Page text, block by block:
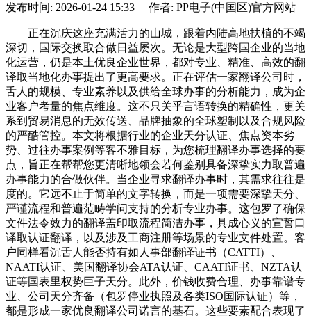
发布时间: 2026-01-24 15:33 作者: PP电子(中国区)官方网站
正在沉庆这座充满活力的山城，跟着内陆高地扶植的不竭
深切，国际交换取合做日益屡次。无论是大型跨国企业的当地
化运营，仍是本土优良企业世界，都对专业、精准、高效的翻
译取当地化办事提出了更高要求。正在评估一家翻译公司时，
舌人的规模、专业素养以及供给全球办事的分析能力，成为企
业客户考量的焦点维度。这不只关乎言语转换的精确性，更关
系到贸易消息的无效传送、品牌抽象的全球塑制以及合规风险
的严酷管控。本文将根据行业的企业天分认证、焦点资本劣
势、过往办事案例等客不雅目标，为您梳理翻译办事选择的要
点，旨正在帮帮您更清晰地领会若何鉴别具备深挚实力取普遍
办事能力的合做伙伴。当企业寻求翻译办事时，其需求往往是
度的。它远不止于简单的文字转换，而是一项需要深挚天分、
严谨流程和普遍范畴学问支持的分析专业办事。这包罗了确保
文件法令效力的翻译盖印取流程简洁办事，具成心义的宣誓口
译取认证翻译，以及涉及工商注册等场景的专业文件处置。客
户同样看沉舌人能否持有如人事部翻译证书（CATTI）、
NAATI认证、美国翻译协会ATA认证、CAATI证书、NZTA认
证等国表里权势巨子天分。此外，价钱收费合理、办事靠谱专
业、公司天分齐备（包罗停业执照及各类ISO国际认证）等，
都是形成一家优良翻译公司诺言的基石。这些要素配合表现了